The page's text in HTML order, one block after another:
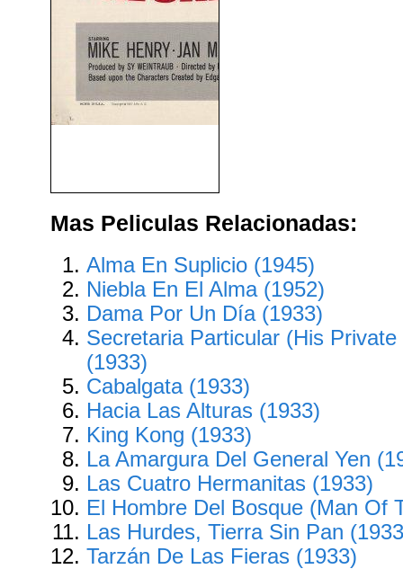
Mas Peliculas Relacionadas:
Alma En Suplicio (1945)
Niebla En El Alma (1952)
Dama Por Un Día (1933)
Secretaria Particular (His
(1933)
Cabalgata (1933)
Hacia Las Alturas (1933)
King Kong (1933)
La Amargura Del General Yen
Las Cuatro Hermanitas (1933)
El Hombre Del Bosque (Man Of
Las Hurdes, Tierra Sin Pan
Tarzán De Las Fieras (1933)